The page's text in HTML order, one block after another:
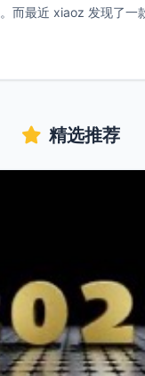
而最近 xiaoz 发现了一
），专为 macOS 量身
具。功能特点支持预览
精选推荐